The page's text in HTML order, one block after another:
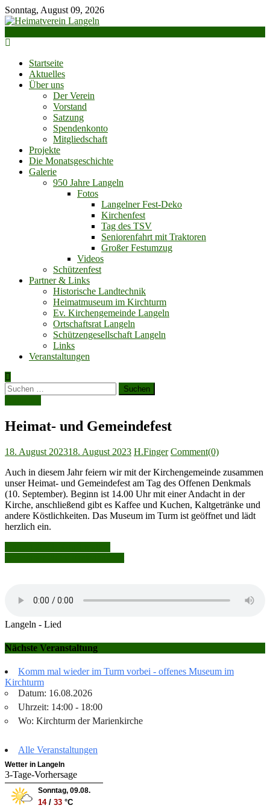
Skip
to
Sonntag, August 09, 2026
Startseite
Aktuelles
Über uns
Der Verein
Vorstand
Satzung
Spendenkonto
Mitgliedschaft
Projekte
Die Monatsgeschichte
Galerie
950 Jahre Langeln
Fotos
Langelner Fest-Deko
Kirchenfest
Tag des TSV
Seniorenfahrt mit Traktoren
Großer Festumzug
Videos
Schützenfest
Partner & Links
Historische Landtechnik
Heimatmuseum im Kirchturm
Ev. Kirchengemeinde Langeln
Ortschaftsrat Langeln
Schützengesellschaft Langeln
Links
Veranstaltungen
Suchen
nach:
Heimat- und Gemeindefest
Posted
18. August 202318. August 2023 Author
H.Finger Comment(0)
Auch in diesem Jahr feiern wir mit der Kirchengemeinde zusammen
unser Heimat- und Gemeindefest am Tag des Offenen Denkmals
(10. September). Beginn ist 14.00 Uhr mit einer Andacht in der
Kirche, anschließend gibt es Kaffee und Kuchen, Kaltgetränke und
andere Köstlichkeiten. Das Museum im Turm ist geöffnet und lädt
herzlich ein.
Beitragsnavigation
Langeln - Lied
Nächste Veranstaltung
Komm mal wieder im Turm vorbei - offenes Museum im
Kirchturm
Datum: 16.08.2026
Uhrzeit: 14:00 - 18:00
Wo: Kirchturm der Marienkirche
Alle Veranstaltungen
Wetter in Langeln
3-Tage-Vorhersage
Sonntag, 09.08.
14/ 33 °C